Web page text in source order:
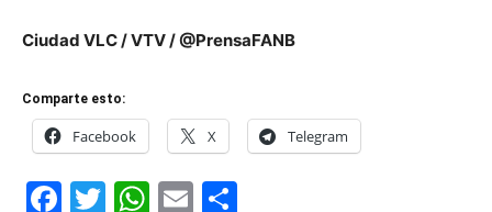
Ciudad VLC / VTV / @PrensaFANB
Comparte esto:
Facebook X Telegram
Facebook
Twitter
WhatsApp
Email